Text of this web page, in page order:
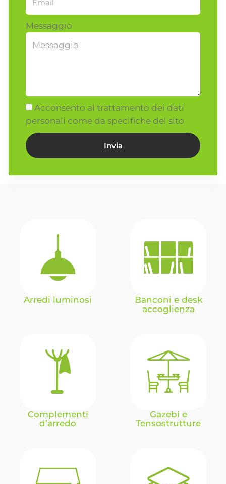
Messaggio
Acconsento al trattamento dei dati
personali come da specifiche del sito
Invia
Arredi luminosi
Banconi e desk
accoglienza
Complementi
d’arredo
Gazebi e
Tensostrutture